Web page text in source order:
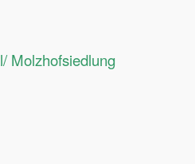
Molzhofsiedlung